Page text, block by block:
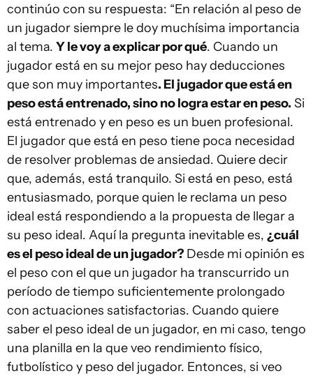
continúo con su respuesta: “En relación al peso de
un jugador siempre le doy muchísima importancia
al tema. Y le voy a explicar por qué. Cuando un
jugador está en su mejor peso hay deducciones
que son muy importantes. El jugador que está en
peso está entrenado, sino no logra estar en peso. Si
está entrenado y en peso es un buen profesional.
El jugador que está en peso tiene poca necesidad
de resolver problemas de ansiedad. Quiere decir
que, además, está tranquilo. Si está en peso, está
entusiasmado, porque quien le reclama un peso
ideal está respondiendo a la propuesta de llegar a
su peso ideal. Aquí la pregunta inevitable es, ¿cuál
es el peso ideal de un jugador? Desde mi opinión es
el peso con el que un jugador ha transcurrido un
período de tiempo suficientemente prolongado
con actuaciones satisfactorias. Cuando quiere
saber el peso ideal de un jugador, en mi caso, tengo
una planilla en la que veo rendimiento físico,
futbolístico y peso del jugador. Entonces, si veo